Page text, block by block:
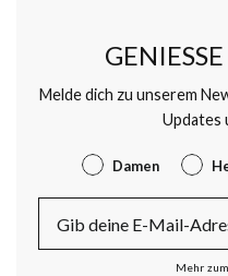
Melde dich zu unserem
Updates
Gender Damen
Mehr